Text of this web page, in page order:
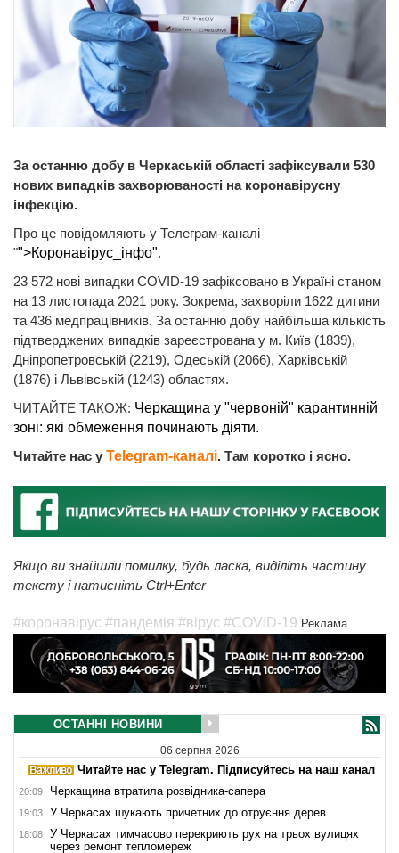
За останню добу в Черкаській області зафіксували 530
нових випадків захворюваності на коронавірусну
інфекцію.
Про це повідомляють у Телеграм-каналі
"">Коронавірус_інфо".
23 572 нові випадки COVID-19 зафіксовано в Україні станом
на 13 листопада 2021 року. Зокрема, захворіли 1622 дитини
та 436 медпрацівників. За останню добу найбільша кількість
підтверджених випадків зареєстрована у м. Київ (1839),
Дніпропетровській (2219), Одеській (2066), Харківській
(1876) і Львівській (1243) областях.
ЧИТАЙТЕ ТАКОЖ: Черкащина у "червоній" карантинній
зоні: які обмеження починають діяти.
Читайте нас у Telegram-каналі. Там коротко і ясно.
Якщо ви знайшли помилку, будь ласка, виділіть частину
тексту і натисніть Ctrl+Enter
#коронавірус #пандемія #вірус #COVID-19 Реклама
ОСТАННІ НОВИНИ
06 серпня 2026
Читайте нас у Telegram. Підписуйтесь на наш канал
20:09 Черкащина втратила розвідника-сапера
19:03 У Черкасах шукають причетних до отруєння дерев
18:08
У Черкасах тимчасово перекриють рух на трьох вулицях
через ремонт тепломереж